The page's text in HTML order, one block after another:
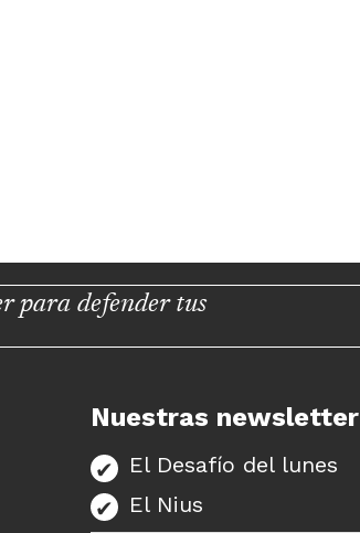
para defender tus
Nuestras newsletter
El Desafío del lunes
El Nius